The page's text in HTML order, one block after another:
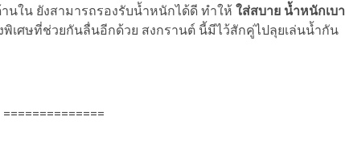
นใน ยังสามารถรองรับน้ำหนักได้ดี ทำให้ ใส่สบาย น้ำหนักเบา
พิเศษที่ช่วยกันลื่นอีกด้วย สงกรานต์ นี้มีไว้สักคู่ไปลุยเล่นน้ำกัน
==============